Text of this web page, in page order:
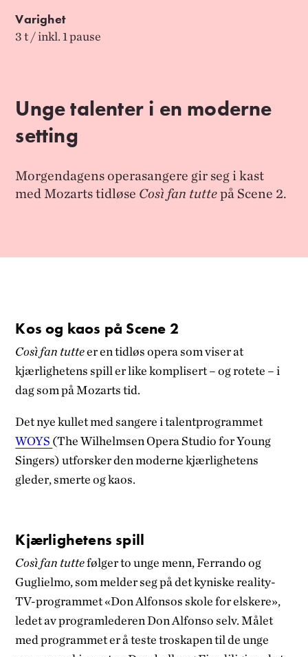
Varighet
3 t / inkl. 1 pause
Unge talenter i en moderne
setting
Morgendagens operasangere gir seg i kast
med Mozarts tidløse Così fan tuttepå Scene 2.
Kos og kaos på Scene 2
Così fan tutteer en tidløs opera som viser at
kjærlighetens spill er like komplisert – og rotete – i
dag som på Mozarts tid.
Det nye kullet med sangere i talentprogrammet
WOYS (The Wilhelmsen Opera Studio for Young
Singers) utforsker den moderne kjærlighetens
gleder, smerte og kaos.
Kjærlighetens spill
Così fan tuttefølger to unge menn, Ferrando og
Guglielmo, som melder seg på det kyniske reality-
TV-programmet «Don Alfonsos skole for elskere»,
ledet av programlederen Don Alfonso selv. Målet
med programmet er å teste troskapen til de unge